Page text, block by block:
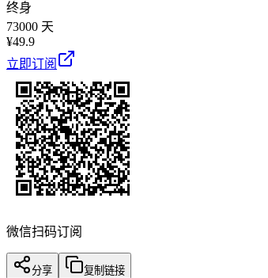
终身
73000 天
¥49.9
立即订阅
微信扫码订阅
分享 复制链接